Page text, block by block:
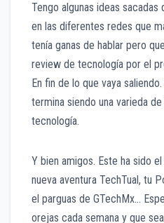
Tengo algunas ideas
en las diferentes redes que
tenía ganas de hablar pero
review de tecnología por el
En fin de lo que vaya
termina siendo una varieda
tecnología.
Y bien amigos. Este ha sido
nueva aventura TechTual, tu
el parguas de GTechMx…
orejas cada semana y que